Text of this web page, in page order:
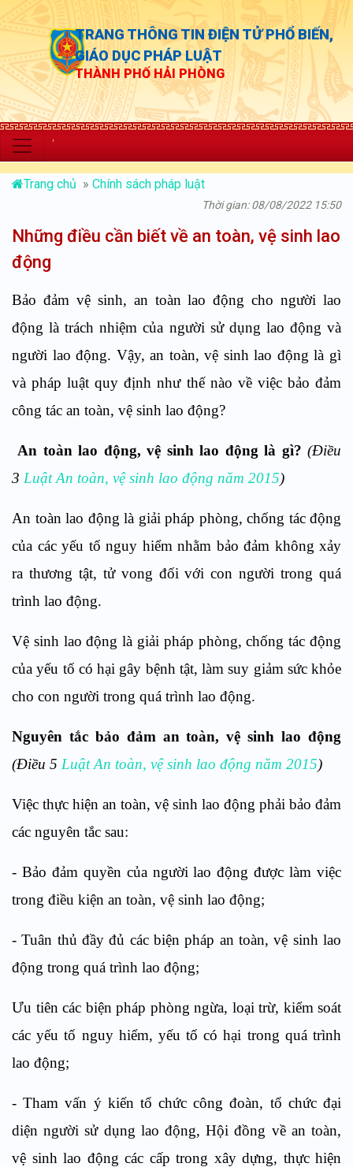
TRANG THÔNG TIN ĐIỆN TỬ PHỔ BIẾN,
GIÁO DỤC PHÁP LUẬT
THÀNH PHỐ HẢI PHÒNG
Trang chủ » Chính sách pháp luật
Thời gian: 08/08/2022 15:50
Những điều cần biết về an toàn, vệ sinh lao
động
Bảo đảm vệ sinh, an toàn lao động cho người lao
động là trách nhiệm của người sử dụng lao động và
người lao động. Vậy, an toàn, vệ sinh lao động là gì
và pháp luật quy định như thế nào về việc bảo đảm
công tác an toàn, vệ sinh lao động?
An toàn lao động, vệ sinh lao động là gì? (Điều
3 Luật An toàn, vệ sinh lao động năm 2015)
An toàn lao động là giải pháp phòng, chống tác động
của các yếu tố nguy hiểm nhằm bảo đảm không xảy
ra thương tật, tử vong đối với con người trong quá
trình lao động.
Vệ sinh lao động là giải pháp phòng, chống tác động
của yếu tố có hại gây bệnh tật, làm suy giảm sức khỏe
cho con người trong quá trình lao động.
Nguyên tắc bảo đảm an toàn, vệ sinh lao động
(Điều 5 Luật An toàn, vệ sinh lao động năm 2015)
Việc thực hiện an toàn, vệ sinh lao động phải bảo đảm
các nguyên tắc sau:
- Bảo đảm quyền của người lao động được làm việc
trong điều kiện an toàn, vệ sinh lao động;
- Tuân thủ đầy đủ các biện pháp an toàn, vệ sinh lao
động trong quá trình lao động;
Ưu tiên các biện pháp phòng ngừa, loại trừ, kiểm soát
các yếu tố nguy hiểm, yếu tố có hại trong quá trình
lao động;
- Tham vấn ý kiến tổ chức công đoàn, tổ chức đại
diện người sử dụng lao động, Hội đồng về an toàn,
vệ sinh lao động các cấp trong xây dựng, thực hiện